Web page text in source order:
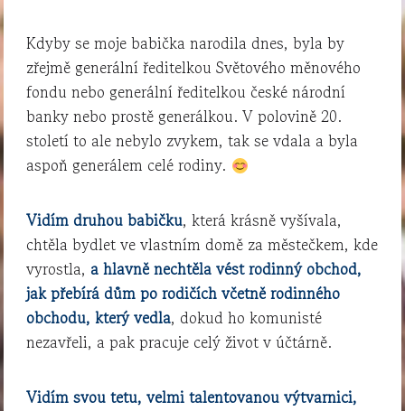
Kdyby se moje babička narodila dnes, byla by
zřejmě generální ředitelkou Světového měnového
fondu nebo generální ředitelkou české národní
banky nebo prostě generálkou. V polovině 20.
století to ale nebylo zvykem, tak se vdala a byla
aspoň generálem celé rodiny.
Vidím druhou babičku, která krásně vyšívala,
chtěla bydlet ve vlastním domě za městečkem, kde
vyrostla, a hlavně nechtěla vést rodinný obchod,
jak přebírá dům po rodičích včetně rodinného
obchodu, který vedla, dokud ho komunisté
nezavřeli, a pak pracuje celý život v účtárně.
Vidím svou tetu, velmi talentovanou výtvarnici,